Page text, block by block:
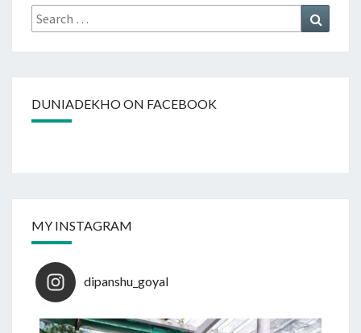
Search
for:
DUNIADEKHO ON FACEBOOK
MY INSTAGRAM
dipanshu_goyal